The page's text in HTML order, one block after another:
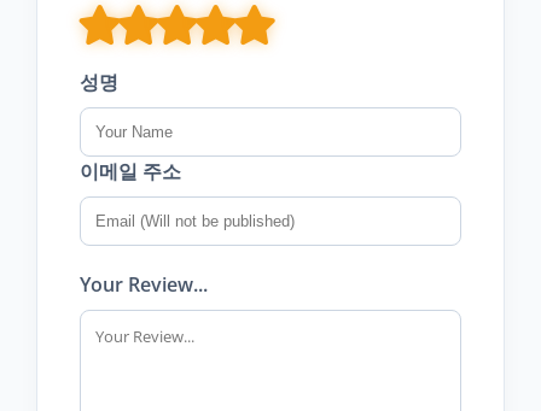
성명
이메일 주소
Your Review...